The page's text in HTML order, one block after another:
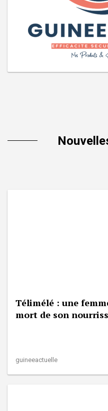
Télimélé : une
mort de son
guineeactuelle